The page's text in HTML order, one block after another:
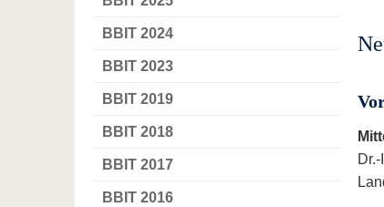
BBIT 2024
BBIT 2023
BBIT 2019
BBIT 2018
BBIT 2017
BBIT 2016